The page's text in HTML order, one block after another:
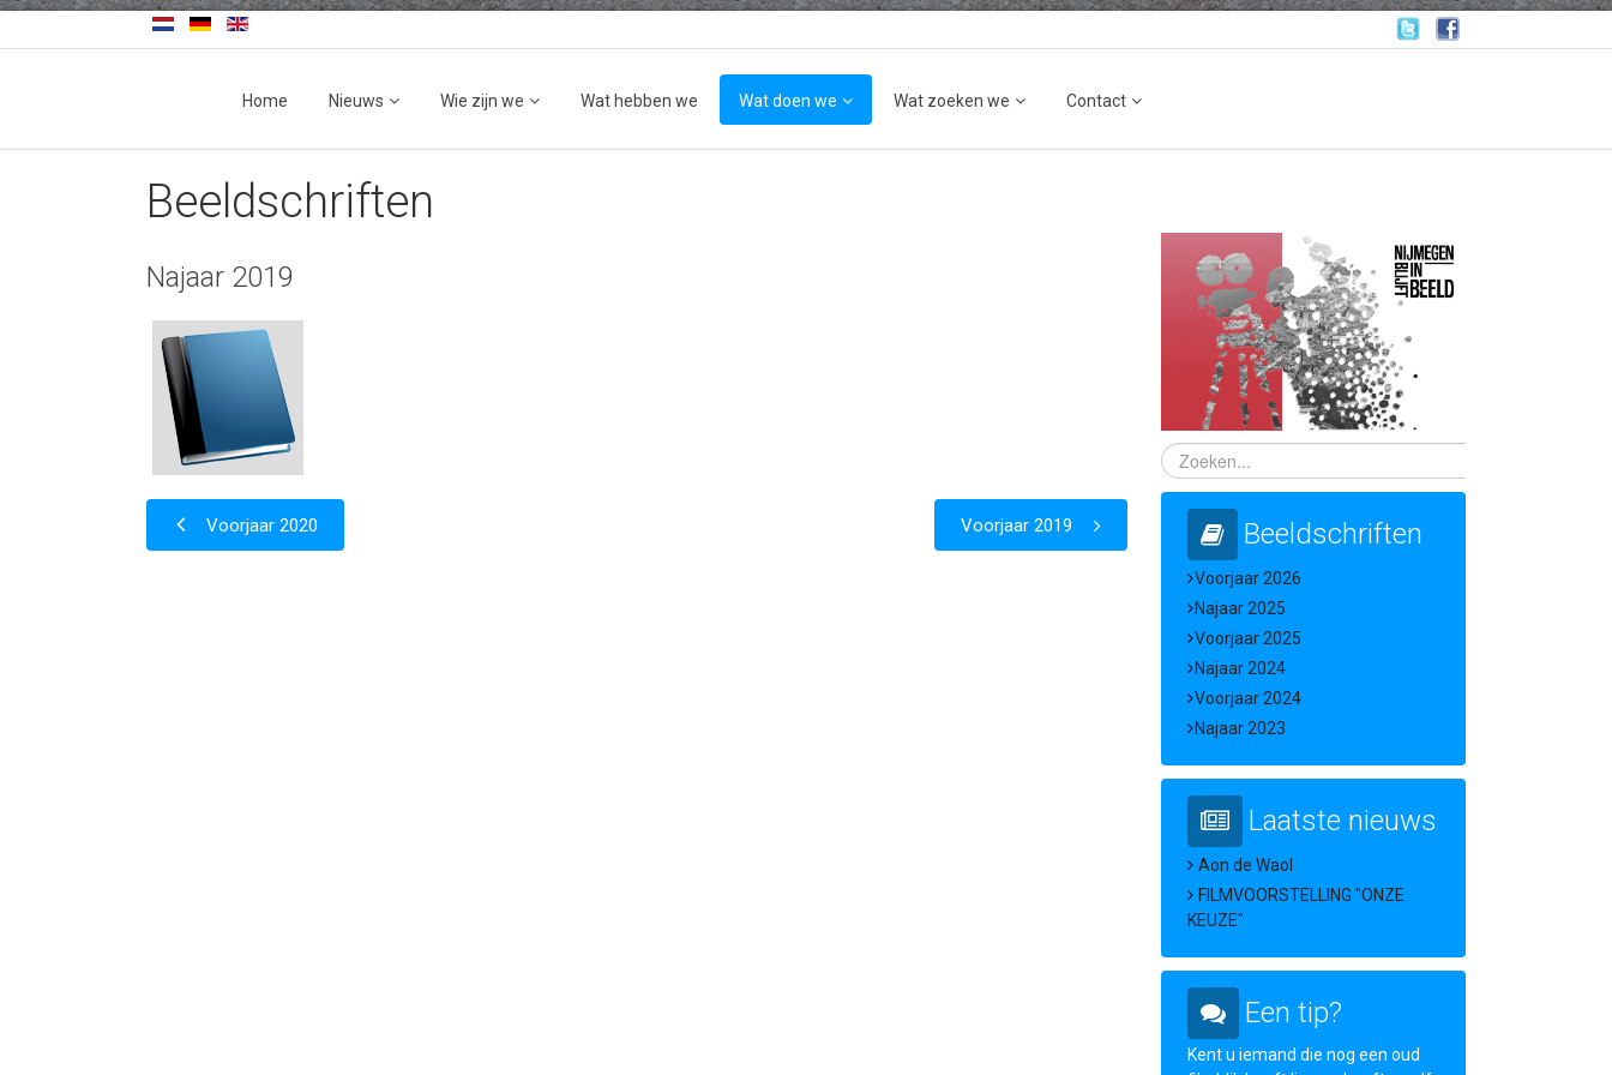
Home Nieuws Wie zijn we Wat hebben we Wat doen we Wat zoeken we Contact
Beeldschriften
Najaar 2019
Voorjaar 2020 Voorjaar 2019 Beeldschriften
Voorjaar 2026
Najaar 2025
Voorjaar 2025
Najaar 2024
Voorjaar 2024
Najaar 2023
Laatste nieuws
Aon de Waol
FILMVOORSTELLING "ONZE
KEUZE"
Een tip?
Kent u iemand die nog een oud